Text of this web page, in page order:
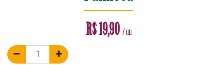
R$19,90 / un